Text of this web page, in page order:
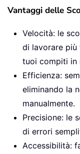
Vantaggi delle
Velocità: le
di lavorare più
tuoi compiti in
Efficienza:
eliminando la
manualmente.
Precisione: le
di errori
Accessibilità: